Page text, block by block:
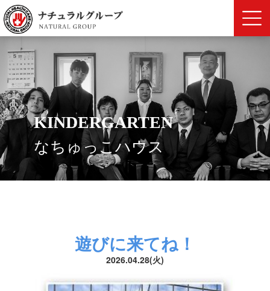
KINDERGARTEN
なちゅっこハウス
遊びに来てね！
2026.04.28(火)